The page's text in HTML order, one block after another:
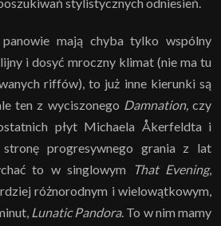
mają chyba tylko wspólny
i dosyć mroczny klimat (nie ma tu
riffów), to już inne kierunki są
ten z wyciszonego Damnation, czy
płyt Michaela Åkerfeldta i
stronę progresywnego grania z lat
to w singlowym
That Evening,
różnorodnym i wielowątkowym,
Lunatic Pandora. To w nim mamy